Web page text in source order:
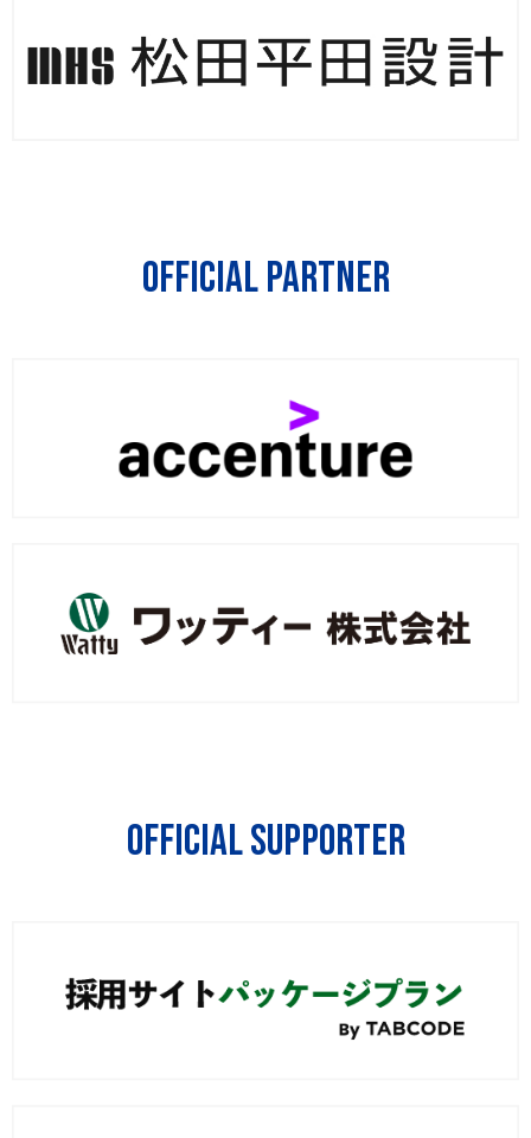
Official Partner
Official Supporter